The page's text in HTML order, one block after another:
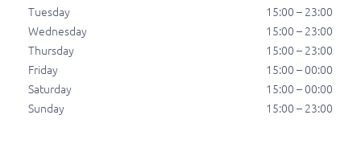
Sami extra schotel
Shoarma, kipfilet, hamburger en spareribs
€ 25,00
Tuesday
15:00 – 23:00
Wednesday
15:00 – 23:00
Thursday
15:00 – 23:00
Friday
15:00 – 00:00
Saturday
15:00 – 00:00
Sunday
15:00 – 23:00